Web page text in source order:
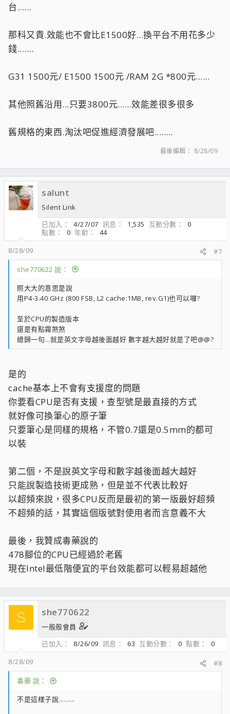
台......
那科又貴.效能也不會比E1500好...換平台不用花多少
錢.......
G31 1500元/ E1500 1500元 /RAM 2G *800元......
其他照舊沿用...只要3800元......效能差很多很多
舊規格的東西.淘汰吧促進經濟發展吧........
最後編輯： 8/28/09
salunt
Silent Link
已加入
4/27/07 訊息 1,535 互動分數
0
點數
0 年齡
44
8/28/09
#7
she770622 說：
照大大的意思是說
用P4-3.40 GHz (800 FSB, L2 cache:1MB, rev.G1)也可以囉?
至於CPU的製造版本
還是有點霧煞煞
總歸一句...就是英文字母越後面越好 數字越大越好就是了吧@@?
是的
cache基本上不會有支援度的問題
你要看CPU是否有支援，查型號是最直接的方式
就好像可換筆心的原子筆
只要筆心是同樣的規格，不管0.7還是0.5mm的都可
以裝
第二個，不是說英文字母和數字越後面越大越好
只能說製造技術更成熟，但是並不代表比較好
以超頻來說，很多CPU反而是最初的第一版最好超頻
不超頻的話，其實這個版號對使用者而言意義不大
最後，我贊成毒藥說的
478腳位的CPU已經過於老舊
現在Intel最低階便宜的平台效能都可以輕易超越他
S she770622
一般般會員
已加入
8/26/09 訊息 63 互動分數 0 點數
0
8/28/09
#8
毒藥 說：
不是這樣子說.........